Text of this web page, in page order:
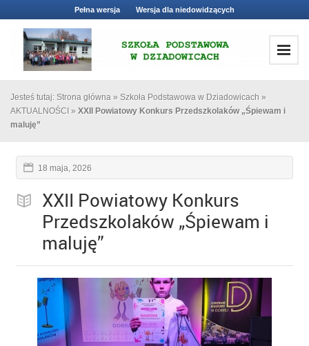
Pełna wersja Wersja dla niedowidzących
Jesteś tutaj: Strona główna » Szkoła Podstawowa w Dziadowicach »
AKTUALNOŚCI » XXII Powiatowy Konkurs Przedszkolaków „Śpiewam i
maluję”
18 maja, 2026
XXII Powiatowy Konkurs
Przedszkolaków „Śpiewam i
maluję”